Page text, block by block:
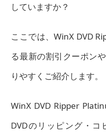
していますか？
ここでは、WinX DVD
る最新の割引クーポン
りやすくご紹介します。
WinX DVD Ripper
DVDのリッピング・